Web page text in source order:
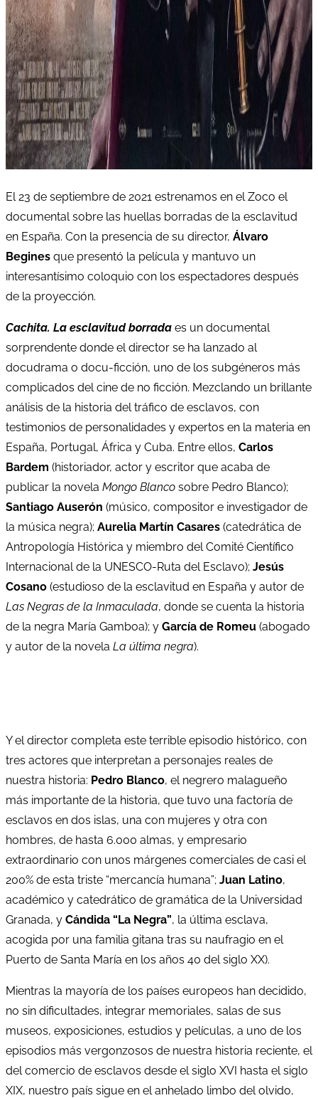
El 23 de septiembre de 2021 estrenamos en el Zoco el
documental sobre las huellas borradas de la esclavitud
en España. Con la presencia de su director, Álvaro
Begines que presentó la película y mantuvo un
interesantísimo coloquio con los espectadores después
de la proyección.
Cachita. La esclavitud borrada es un documental
sorprendente donde el director se ha lanzado al
docudrama o docu-ficción, uno de los subgéneros más
complicados del cine de no ficción. Mezclando un brillante
análisis de la historia del tráfico de esclavos, con
testimonios de personalidades y expertos en la materia en
España, Portugal, África y Cuba. Entre ellos, Carlos
Bardem (historiador, actor y escritor que acaba de
publicar la novela Mongo Blanco sobre Pedro Blanco);
Santiago Auserón (músico, compositor e investigador de
la música negra); Aurelia Martín Casares (catedrática de
Antropología Histórica y miembro del Comité Científico
Internacional de la UNESCO-Ruta del Esclavo); Jesús
Cosano (estudioso de la esclavitud en España y autor de
Las Negras de la Inmaculada, donde se cuenta la historia
de la negra María Gamboa); y García de Romeu (abogado
y autor de la novela La última negra).
Y el director completa este terrible episodio histórico, con
tres actores que interpretan a personajes reales de
nuestra historia: Pedro Blanco, el negrero malagueño
más importante de la historia, que tuvo una factoría de
esclavos en dos islas, una con mujeres y otra con
hombres, de hasta 6.000 almas, y empresario
extraordinario con unos márgenes comerciales de casi el
200% de esta triste “mercancía humana”; Juan Latino,
académico y catedrático de gramática de la Universidad
Granada, y Cándida “La Negra”, la última esclava,
acogida por una familia gitana tras su naufragio en el
Puerto de Santa María en los años 40 del siglo XX).
Mientras la mayoría de los países europeos han decidido,
no sin dificultades, integrar memoriales, salas de sus
museos, exposiciones, estudios y películas, a uno de los
episodios más vergonzosos de nuestra historia reciente, el
del comercio de esclavos desde el siglo XVI hasta el siglo
XIX, nuestro país sigue en el anhelado limbo del olvido,